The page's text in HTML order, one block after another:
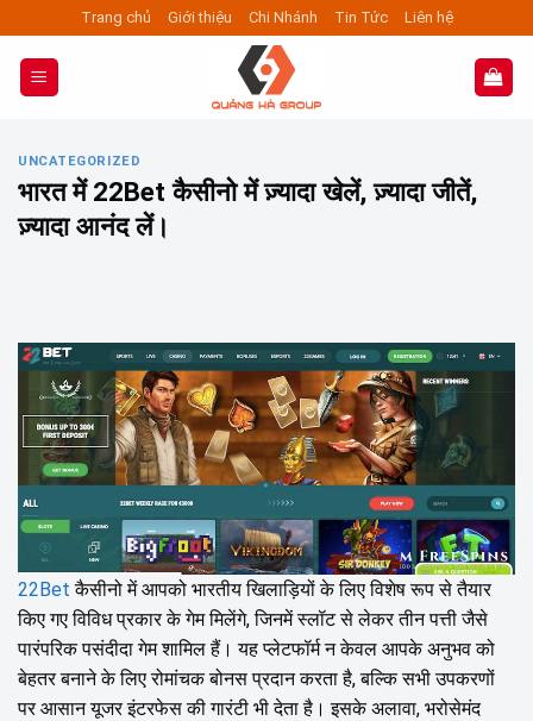
to
content
Trang chủ Giới thiệu Chi Nhánh Tin Tức Liên hệ
UNCATEGORIZED
भारत में 22Bet कैसीनो में ज़्यादा खेलें, ज़्यादा जीतें,
ज़्यादा आनंद लें।
22Bet कैसीनो में आपको भारतीय खिलाड़ियों के लिए विशेष रूप से तैयार
किए गए विविध प्रकार के गेम मिलेंगे, जिनमें स्लॉट से लेकर तीन पत्ती जैसे
पारंपरिक पसंदीदा गेम शामिल हैं। यह प्लेटफॉर्म न केवल आपके अनुभव को
बेहतर बनाने के लिए रोमांचक बोनस प्रदान करता है, बल्कि सभी उपकरणों
पर आसान यूजर इंटरफेस की गारंटी भी देता है। इसके अलावा, भरोसेमंद